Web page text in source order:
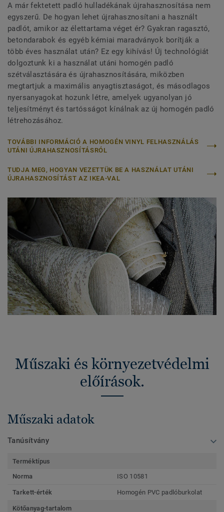
A már fektetett padló hulladékának újrahasznosítása nem
egyszerű. De hogyan lehet újrahasznosítani a használt
padlót, amikor az élettartama véget ér? Gyakran ragasztó,
betondarabok és egyéb kémiai maradványok borítják a
több éves használat után? Ez egy kihívás! Új technológiát
dolgoztunk ki a használat utáni homogén padló
szétválasztására és újrahasznosítására, miközben
megtartjuk a maximális anyagtisztaságot, és másodlagos
nyersanyagokat hozunk létre, amelyek ugyanolyan jó
teljesítményt és tartósságot kínálnak az új homogén padló
létrehozásához.
TOVÁBBI INFORMÁCIÓ A HOMOGÉN VINYL FELHASZNÁLÁS
UTÁNI ÚJRAHASZNOSÍTÁSRÓL
TUDJA MEG, HOGYAN VEZETTÜK BE A HASZNÁLAT UTÁNI
ÚJRAHASZNOSÍTÁST AZ IKEA-VAL
Műszaki és környezetvédelmi
előírások.
Műszaki adatok
Tanúsítvány
Terméktípus
Norma
ISO 10581
Tarkett-érték Homogén PVC padlóburkolat
Kötőanyag-tartalom